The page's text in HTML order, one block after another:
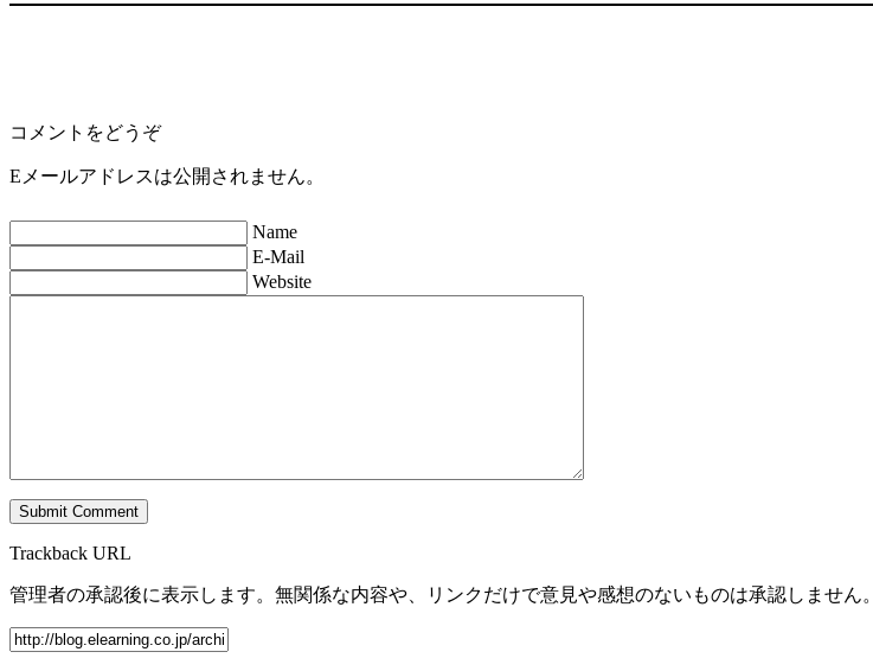
コメントをどうぞ
Eメールアドレスは公開されません。
Name
E-Mail
Website
Trackback URL
管理者の承認後に表示します。無関係な内容や、リンクだけで意見や感想のないものは承認しません。